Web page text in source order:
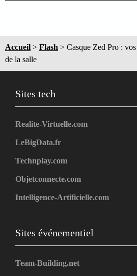
Accueil > Flash > Casque Zed Pro :
de la salle
Sites tech
Realite-Virtuelle.com
LeBigData.fr
Technplay.com
Objetconnecte.com
Intelligence-Artificielle.com
Sites événementiel
Team-Building.net